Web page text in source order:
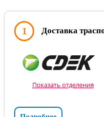
1 Доставка
Показать отделения